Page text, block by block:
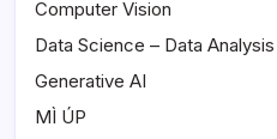
Computer Vision
Data Science – Data Analysis
Generative AI
MÌ ÚP